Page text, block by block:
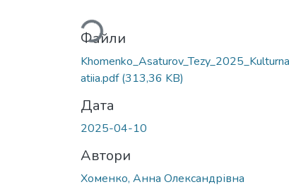
Файли
atiia.pdf(313,36 KB)
Дата
2025-04-10
Автори
Хоменко, Анна Олександрівна